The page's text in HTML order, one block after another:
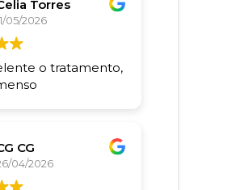
Torres
05/2026
o tratamento,
CG
04/2026